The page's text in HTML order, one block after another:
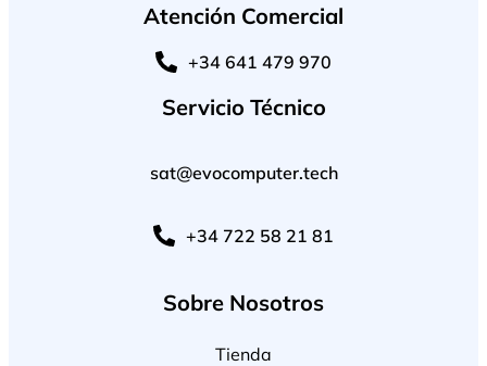
Atención Comercial
+34 641 479 970
Servicio Técnico
sat@evocomputer.tech
+34 722 58 21 81
Sobre Nosotros
Tienda